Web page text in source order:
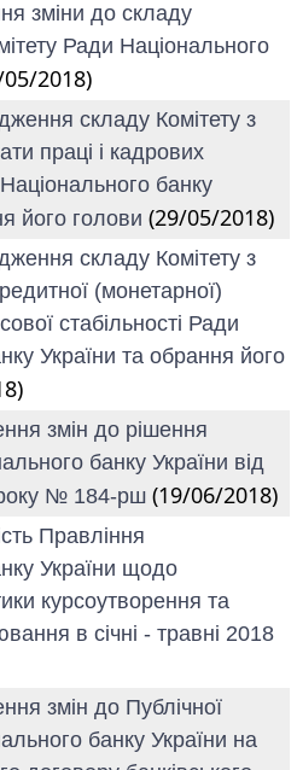
зміни до складу
Ради Національного
2018)
складу Комітету з
праці і кадрових
банку
його голови (29/05/2018)
складу Комітету з
(монетарної)
стабільності Ради
України та обрання його
змін до рішення
банку України від
№ 184-рш (19/06/2018)
Правління
України щодо
курсоутворення та
в січні - травні 2018
змін до Публічної
банку України на